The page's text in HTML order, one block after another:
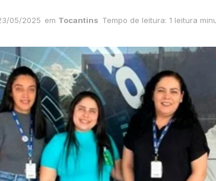
05/2025 em Tocantins Tempo de leitura: 1 leitura